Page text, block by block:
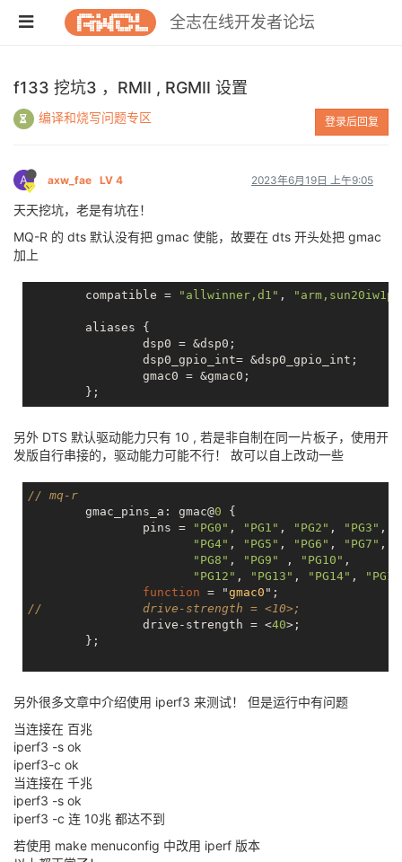
全志在线开发者论坛
f133 挖坑3 ，RMII , RGMII 设置
编译和烧写问题专区 登录后回复
A axw_fae LV 4 2023年6月19日 上午9:05
天天挖坑，老是有坑在！
MQ-R 的 dts 默认没有把 gmac 使能，故要在 dts 开头处把 gmac
加上
        compatible =
"allwinner,d1" ,
        aliases {
                dsp0 = &dsp0;
                dsp0_gpio_int= &dsp0_gpio_int;
                gmac0 = &gmac0;
另外 DTS 默认驱动能力只有 10 , 若是非自制在同一片板子，使用开
发版自行串接的，驱动能力可能不行！ 故可以自上改动一些
// mq-r
        gmac_pins_a: gmac@
0 {
                pins =
"PG0" , "PG1" , "PG2" , "PG3" ,
"PG4" , "PG5" , "PG6" , "PG7" ,
"PG8" , "PG9" , "PG10" ,
"PG12" , "PG13" , "PG14" ,
function = "gmac0 "
//              drive-strength = <10>;
                drive-strength = <
40>;
        };
另外很多文章中介绍使用 iperf3 来测试！ 但是运行中有问题
当连接在 百兆
iperf3 -s ok
iperf3-c ok
当连接在 千兆
iperf3 -s ok
iperf3 -c 连 10兆 都达不到
若使用 make menuconfig 中改用 iperf 版本